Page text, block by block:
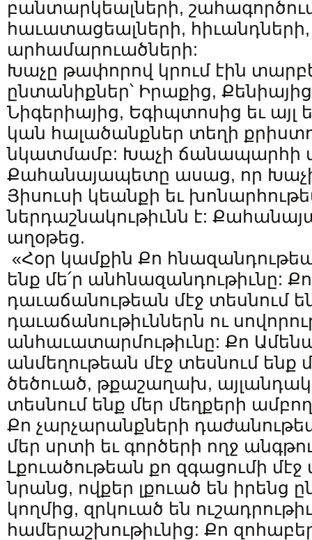
բանտարկեալների,
հաւատացեալների, հիւանդների,
արհամարուածների:
Խաչը թափորով կրում էին
ընտանիքներ՝ Իրաքից,
Նիգերիայից, Եգիպտոսից եւ այլ
կան հալածանքներ տեղի
նկատմամբ: Խաչի ճանապարհի
Քահանայապետը ասաց, որ
Յիսուսի կեանքի եւ
ներդաշնակութիւնն է:
աղօթեց.
«Հօր կամքին Քո
ենք մե՛ր անհնազանդութիւնը:
դաւաճանութեան մէջ տեսնում
դաւաճանութիւններն ու
անհաւատարմութիւնը: Քո
անմեղութեան մէջ տեսնում ենք
ծեծուած, թքաշաղախ,
տեսնում ենք մեր մեղքերի
Քո չարչարանքների
մեր սրտի եւ գործերի ողջ
Լքուածութեան քո զգացումի մէջ
նրանց, ովքեր լքուած են իրենց
կողմից, զրկուած են
համերաշխութիւնից: Քո